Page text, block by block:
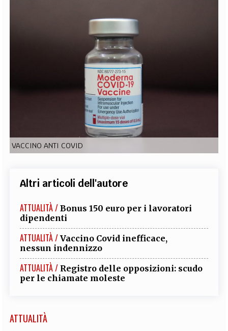
COMITATO SCIENTIFICO
PARTNER COLLABORA CON NOI
EXTRA
LIBRI PROCEEDINGS
SOCIAL MEDIA
VACCINO ANTI COVID
Altri articoli dell'autore
ATTUALITÀ / Bonus 150 euro per i lavoratori
dipendenti
ATTUALITÀ / Vaccino Covid inefficace,
nessun indennizzo
ATTUALITÀ / Registro delle opposizioni: scudo
per le chiamate moleste
ATTUALITÀ